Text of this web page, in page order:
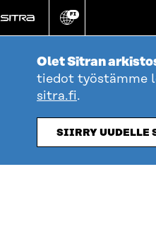
suoraan
sisältöön
Vaihda
kieli
FI
Olet Sitran
tiedot työstämme
sitra.fi.
SIIRRY UUDELLE